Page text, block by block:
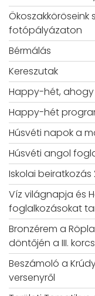
Ökoszakköröseink
fotópályázaton
Bérmálás
Kereszutak
Happy-hét,
Happy-hét
Húsvéti napok a
Húsvéti angol
Iskolai beiratkozás
Víz világnapja és
foglalkozásokat
Bronzérem a
döntőjén a III.
Beszámoló a
versenyről